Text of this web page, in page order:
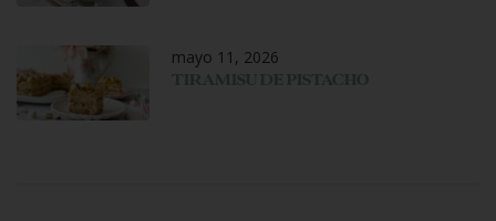
mayo 11, 2026
TIRAMISU DE PISTACHO